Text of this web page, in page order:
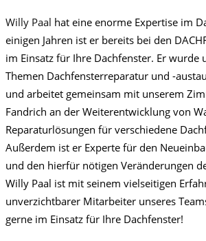
Willy Paal hat eine enorme Expertise im
einigen Jahren ist er bereits bei den
im Einsatz für Ihre Dachfenster. Er wurde
Themen Dachfensterreparatur und -
und arbeitet gemeinsam mit unserem
Fandrich an der Weiterentwicklung von
Reparaturlösungen für verschiedene
Außerdem ist er Experte für den
und den hierfür nötigen Veränderungen
Willy Paal ist mit seinem vielseitigen
unverzichtbarer Mitarbeiter unseres
gerne im Einsatz für Ihre Dachfenster!